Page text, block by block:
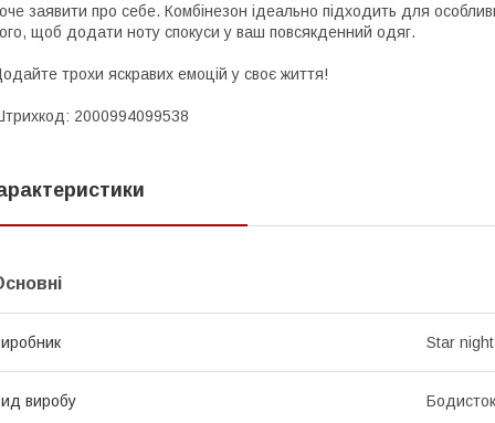
заявити про себе. Комбінезон ідеально підходить для
щоб додати ноту спокуси у ваш повсякденний одяг.
трохи яскравих емоцій у своє життя!
2000994099538
Star night
виробу